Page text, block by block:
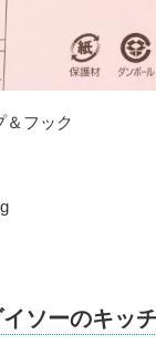
＆フック
ソーのキッ